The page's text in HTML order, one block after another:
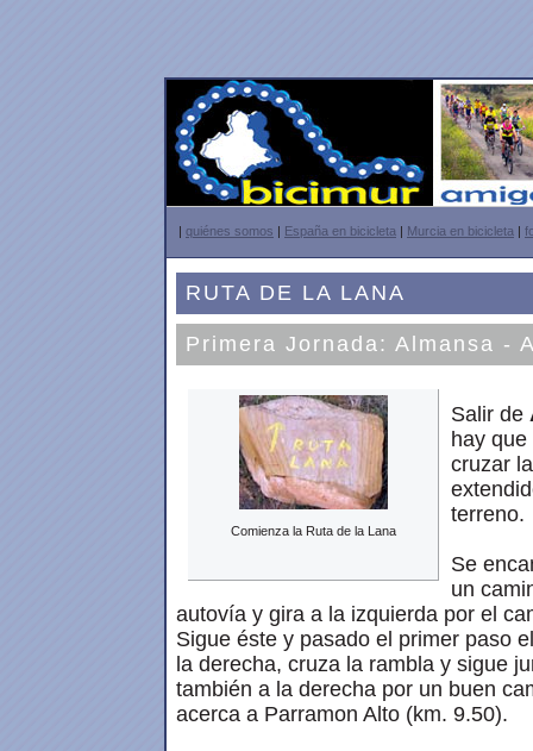
| quiénes somos | España en bicicleta | Murcia en bicicleta |
RUTA DE LA LANA
Primera Jornada: Almansa -
Comienza la Ruta de la Lana
Salir de
hay
cruzar
terreno.
Se
un
autovía y gira a la izquierda por el
Sigue éste y pasado el primer paso
la derecha, cruza la rambla y sigue
también a la derecha por un buen
acerca a Parramon Alto (km. 9.50).